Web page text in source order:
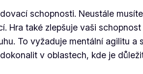
schopnosti. Neustále
Hra také zlepšuje vaši
To vyžaduje mentální agilitu
v oblastech, kde je